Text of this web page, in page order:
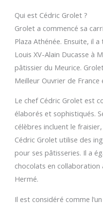
Qui est Cédric Grolet ?
Grolet a commencé sa
Plaza Athénée. Ensuite, il
Louis XV-Alain Ducasse à
pâtissier du Meurice.
Meilleur Ouvrier de France
Le chef Cédric Grolet est
élaborés et sophistiqués.
célèbres incluent le
Cédric Grolet utilise des
pour ses pâtisseries. Il a
chocolats en collaboration
Hermé.
Il est considéré comme